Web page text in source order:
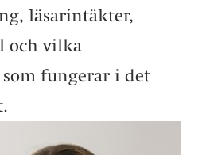
läsarintäkter,
och vilka
fungerar i det